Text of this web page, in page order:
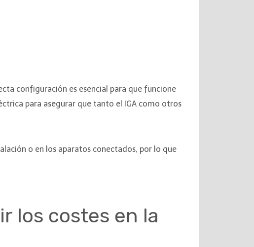
configuración es esencial para que funcione
para asegurar que tanto el IGA como otros
o en los aparatos conectados, por lo que
los costes en la